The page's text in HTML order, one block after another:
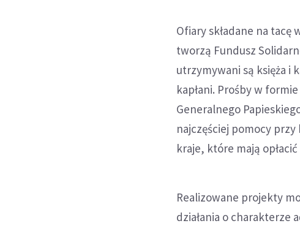
Ofiary składane na tacę
tworzą Fundusz
utrzymywani są księża i
kapłani. Prośby w
Generalnego
najczęściej pomocy
kraje, które mają
Realizowane projekty
działania o